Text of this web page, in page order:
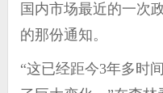
国内市场最近的一次
的那份通知。
“这已经距今3年多时